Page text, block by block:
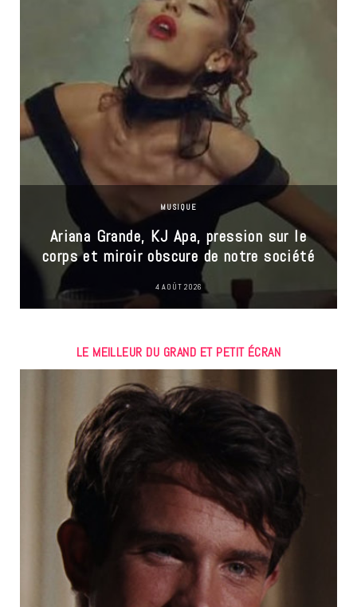
MUSIQUE
Ariana Grande, KJ Apa, pression sur le
corps et miroir obscure de notre société
4 AOÛT 2026
LE MEILLEUR DU GRAND ET PETIT ÉCRAN